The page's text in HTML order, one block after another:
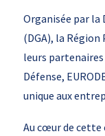
Organisée par la
(DGA), la Région
leurs partenaires
Défense,
unique aux
Au cœur de